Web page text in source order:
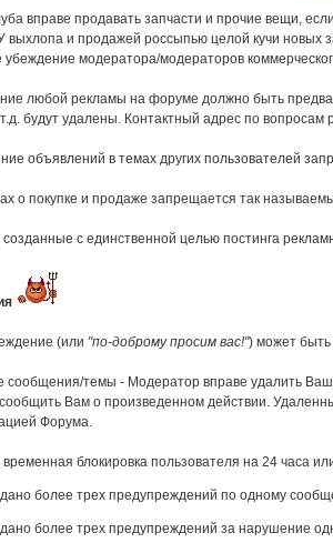
вправе продавать запчасти и прочие вещи,
и продажей россыпью целой кучи новых
убеждение модератора/модераторов
любой рекламы на форуме должно быть
будут удалены. Контактный адрес по вопросам
объявлений в темах других пользователей
о покупке и продаже запрещается так
созданные с единственной целью постинга
(или "по-доброму просим вас!") может
сообщения/темы - Модератор вправе удалить
Вам о произведенном действии.
Форума.
блокировка пользователя на 24 часа
более трех предупреждений по одному
более трех предупреждений за нарушение